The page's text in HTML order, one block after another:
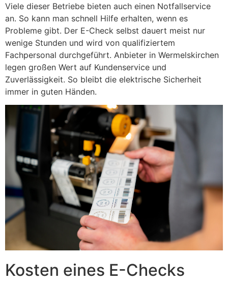
Viele dieser Betriebe bieten auch einen Notfallservice
an. So kann man schnell Hilfe erhalten, wenn es
Probleme gibt. Der E-Check selbst dauert meist nur
wenige Stunden und wird von qualifiziertem
Fachpersonal durchgeführt. Anbieter in Wermelskirchen
legen großen Wert auf Kundenservice und
Zuverlässigkeit. So bleibt die elektrische Sicherheit
immer in guten Händen.
Kosten eines E-Checks